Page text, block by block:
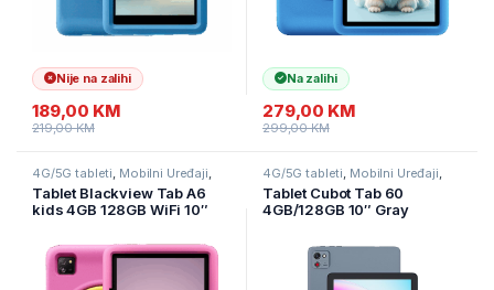
Nije na zalihi
189,00 KM
219,00KM
Na zalihi
279,00 KM
299,00KM
4G/5G tableti Mobilni Uređaji
Tablet Blackview Tab A6
kids 4GB 128GB WiFi 10″
4G/5G tableti Mobilni Uređaji
Tablet Cubot Tab 60
4GB/128GB 10″ Gray